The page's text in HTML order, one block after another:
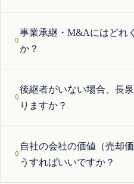
事業承継・M&Aにはどれ
か？
後継者がいない場合、長
りますか？
自社の会社の価値（売却
うすればいいですか？